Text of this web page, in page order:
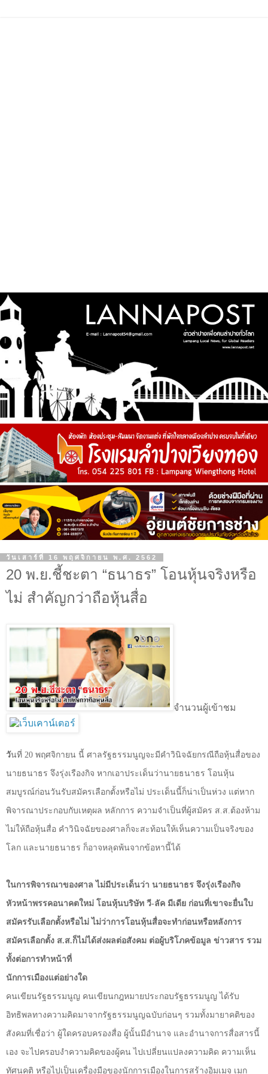
วันเสาร์ที่ 16 พฤศจิกายน พ.ศ. 2562
20 พ.ย.ชี้ชะตา “ธนาธร” โอนหุ้นจริงหรือ
ไม่ สำคัญกว่าถือหุ้นสื่อ
จำนวนผู้เข้าชม
วันที่ 20 พฤศจิกายน นี้ ศาลรัฐธรรมนูญจะมีคำวินิจฉัยกรณีถือหุ้นสื่อของ
นายธนาธร จึงรุ่งเรืองกิจ หากเอาประเด็นว่านายธนาธร โอนหุ้น
สมบูรณ์ก่อนวันรับสมัครเลือกตั้งหรือไม่ ประเด็นนี้ก็น่าเป็นห่วง แต่หาก
พิจารณาประกอบกับเหตุผล หลักการ ความจำเป็นที่ผู้สมัคร ส.ส.ต้องห้าม
ไม่ให้ถือหุ้นสื่อ คำวินิจฉัยของศาลก็จะสะท้อนให้เห็นความเป็นจริงของ
โลก และนายธนาธร ก็อาจหลุดพ้นจากข้อหานี้ได้
ในการพิจารณาของศาล ไม่มีประเด็นว่า นายธนาธร จึงรุ่งเรืองกิจ
หัวหน้าพรรคอนาคตใหม่ โอนหุ้นบริษัท วี-ลัค มีเดีย ก่อนที่เขาจะยื่นใบ
สมัครรับเลือกตั้งหรือไม่ ไม่ว่าการโอนหุ้นสื่อจะทำก่อนหรือหลังการ
สมัครเลือกตั้ง ส.ส.ก็ไม่ได้ส่งผลต่อสังคม ต่อผู้บริโภคข้อมูล ข่าวสาร รวม
ทั้งต่อการทำหน้าที่
นักการเมืองแต่อย่างใด
คนเขียนรัฐธรรมนูญ คนเขียนกฎหมายประกอบรัฐธรรมนูญ ได้รับ
อิทธิพลทางความคิดมาจากรัฐธรรมนูญฉบับก่อนๆ รวมทั้งมายาคติของ
สังคมที่เชื่อว่า ผู้ใดครอบครองสื่อ ผู้นั้นมีอำนาจ และอำนาจการสื่อสารนี้
เอง จะไปครอบงำความคิดของผู้คน ไปเปลี่ยนแปลงความคิด ความเห็น
ทัศนคติ หรือไปเป็นเครื่องมือของนักการเมืองในการสร้างอิมเมจ เมก